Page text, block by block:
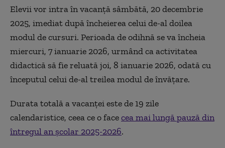
Elevii vor intra în vacanță sâmbătă, 20 decembrie
2025, imediat după încheierea celui de-al doilea
modul de cursuri. Perioada de odihnă se va încheia
miercuri, 7 ianuarie 2026, urmând ca activitatea
didactică să fie reluată joi, 8 ianuarie 2026, odată cu
începutul celui de-al treilea modul de învățare.
Durata totală a vacanței este de 19 zile
calendaristice, ceea ce o facecea mai lungă pauză din
întregul an școlar 2025-2026.